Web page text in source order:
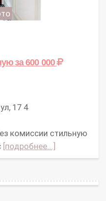
за 600 000
17 4
комиссии стильную
[подробнее...]